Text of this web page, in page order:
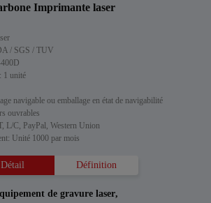
Imprimante laser
/ SGS / TUV
1 unité
navigable ou emballage en état de navigabilité
ouvrables
L/C, PayPal, Western Union
Unité 1000 par mois
Détail Définition
de gravure laser,